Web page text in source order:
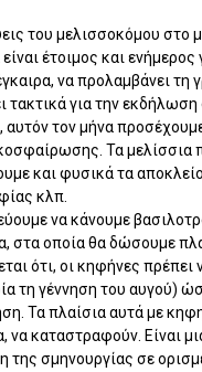
του μελισσοκόμου στο
είναι έτοιμος και
να προλαμβάνει
τακτικά για την
αυτόν τον μήνα
Τα μελίσσια
και φυσικά τα
κλπ.
να κάνουμε
στα οποία θα δώσουμε
ότι, οι κηφήνες
τη γέννηση του αυγού)
Τα πλαίσια αυτά με
να καταστραφούν. Είναι
της σμηνουργίας σε